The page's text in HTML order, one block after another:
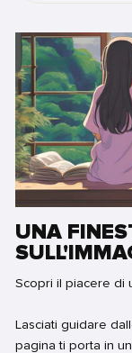
UNA
Scopri il piacere di
Lasciati guidare
pagina ti porta in